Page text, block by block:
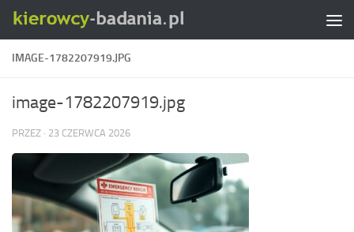
Skip to content
IMAGE-1782207919.JPG
image-1782207919.jpg
PRZEZ · 23 CZERWCA 2026